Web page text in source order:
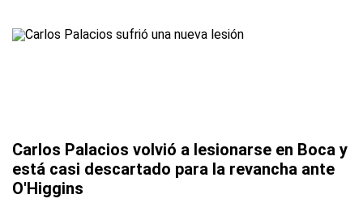
Carlos Palacios volvió a lesionarse en Boca y
está casi descartado para la revancha ante
O'Higgins